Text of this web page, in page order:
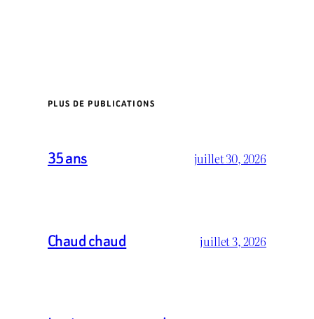
PLUS DE PUBLICATIONS
35 ans juillet 30, 2026
Chaud chaud juillet 3, 2026